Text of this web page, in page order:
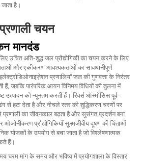
है।
चयन
मानदंड
उचित अति-शुद्ध जल प्रौद्योगिकी का चयन करने के लिए
और एकीकरण आवश्यकताओं का सावधानीपूर्ण
प्रणालियाँ जल की गुणवत्ता के निरंतर
हैं, जबकि पारंपरिक आयन विनिमय विधियों की तुलना में
उत्पादन को न्यूनतम करती हैं। रिवर्स ऑस्मोसिस पूर्व-
से हटा देता है और नीचले स्तर की शुद्धिकरण चरणों पर
का जीवनकाल बढ़ता है और सुसंगत प्रदर्शन बना
प्रौद्योगिकियाँ सूक्ष्मजीवीय दूषण की चिंताओं
योजकों के उपयोग से बचा जाता है जो विश्लेषणात्मक
हैं।
चरम मांग के समय और भविष्य में प्रयोगशाला के विस्तार